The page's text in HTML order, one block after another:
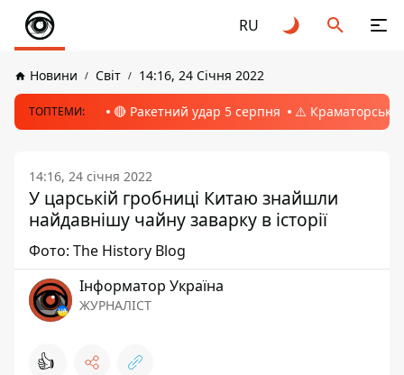
RU
Новини Світ 14:16, 24 Січня 2022
ТОПТЕМИ: 🔴 Ракетний удар 5 серпня ⚠️ Краматорськ,
14:16, 24 січня 2022
У царській гробниці Китаю знайшли
найдавнішу чайну заварку в історії
Фото: The History Blog
Інформатор Україна
ЖУРНАЛІСТ
👍